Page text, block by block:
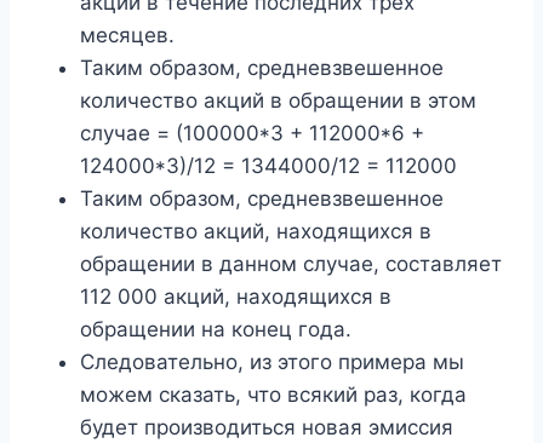
месяцев.
Таким образом, средневзвешенное
количество акций в обращении в этом
случае = (100000*3 + 112000*6 +
124000*3)/12 = 1344000/12 = 112000
Таким образом, средневзвешенное
количество акций, находящихся в
обращении в данном случае, составляет
112 000 акций, находящихся в
обращении на конец года.
Следовательно, из этого примера мы
можем сказать, что всякий раз, когда
будет производиться новая эмиссия